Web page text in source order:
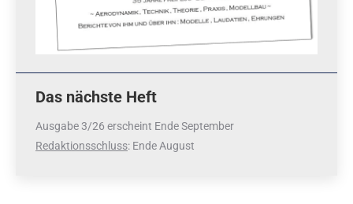
Das nächste Heft
Ausgabe 3/26 erscheint Ende September
Redaktionsschluss: Ende August